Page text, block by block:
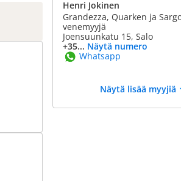
Henri Jokinen
Grandezza, Quarken ja
venemyyjä
Joensuunkatu 15, Salo
+35... Näytä numero
Whatsapp
Näytä lisää myyjiä